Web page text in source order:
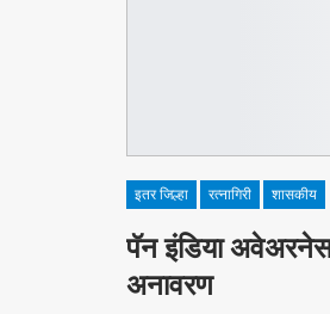
इतर जिल्हा रत्नागिरी शासकीय
पॅन इंडिया अवेअरनेस
अनावरण